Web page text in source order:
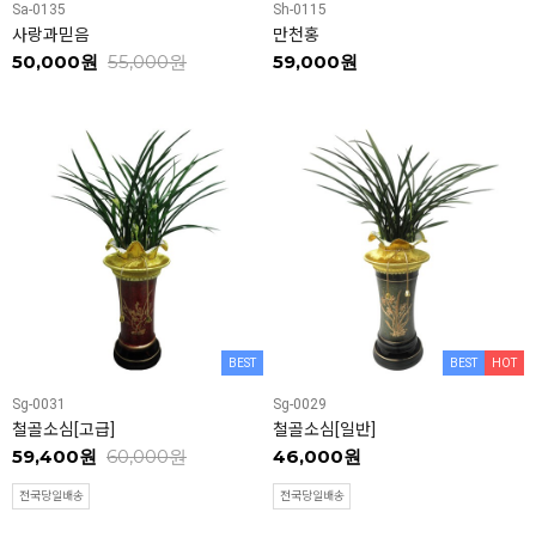
Sa-0135
사랑과믿음
50,000원 55,000원
Sh-0115
만천홍
59,000원
BEST
Sg-0031
철골소심[고급]
59,400원 60,000원
전국당일배송
BEST HOT
Sg-0029
철골소심[일반]
46,000원
전국당일배송